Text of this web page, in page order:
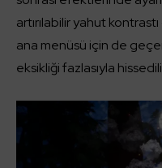
artırılabilir yahut
ana menüsü için de
eksikliği fazlasıyla